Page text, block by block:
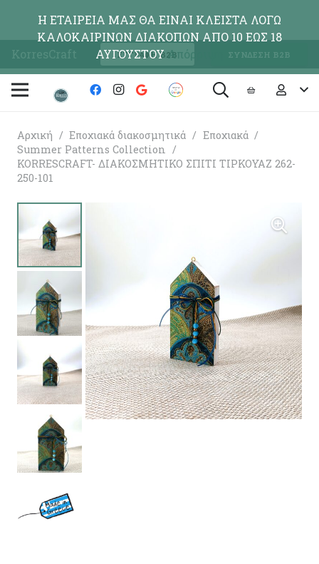
KorresCraft ΕΓΓΡΑΦΗ Β2Β ΣΥΝΔΕΣΗ Β2Β
Αρχική / Εποχιακά διακοσμητικά / Εποχιακά /
Summer Patterns Collection /
KORRESCRAFT- ΔΙΑΚΟΣΜΗΤΙΚΟ ΣΠΙΤΙ ΤΙΡΚΟΥΑΖ 262-
250-101
Η ΕΤΑΙΡΕΙΑ ΜΑΣ ΘΑ ΕΙΝΑΙ ΚΛΕΙΣΤΑ ΛΟΓΩ
ΚΑΛΟΚΑΙΡΙΝΩΝ ΔΙΑΚΟΠΩΝ ΑΠΟ 10 ΕΩΣ 18
ΑΥΓΟΥΣΤΟΥΑπόρριψη